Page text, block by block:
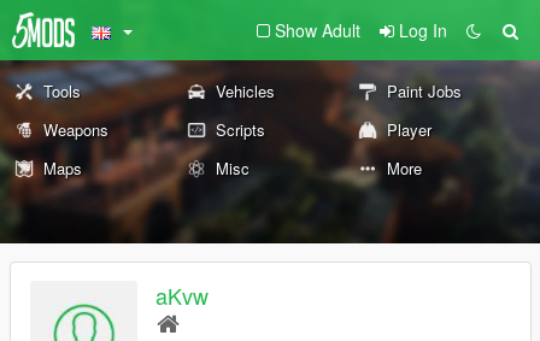
Show Adult Log In
Tools Vehicles
Paint Jobs
Weapons
Scripts
Player
Maps
Misc More
aKvw